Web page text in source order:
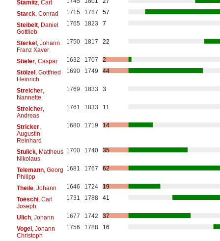
Stamitz, Carl
Starck, Conrad 1715 1787
57
Steibelt, Daniel
Gottlieb
1765 1823 7
Sterkel, Johann
Franz Xaver
1750 1817 22
Stieler, Caspar 1632 1707
2
Stölzel, Gottfried
Heinrich
1690 1749 44
Streicher,
Nannette
1769 1833 3
Streicher,
Andreas
1761 1833 11
Stricker,
Augustin
Reinhard
1680 1719 14
Stulick, Mattheus
Nikolaus
1700 1740 35
Telemann, Georg
Philipp
1681 1767 62
Theile, Johann 1646 1724
19
Toëschi, Carl
Joseph
1731 1788 41
Ulich, Johann 1677 1742
37
Vogel, Johann
Christoph
1756 1788 16